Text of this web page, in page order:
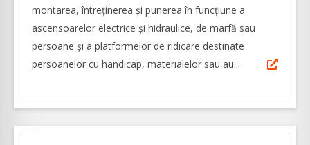
montarea, întreținerea și punerea în funcțiune a
ascensoarelor electrice și hidraulice, de marfă sau
persoane și a platformelor de ridicare destinate
persoanelor cu handicap, materialelor sau au...